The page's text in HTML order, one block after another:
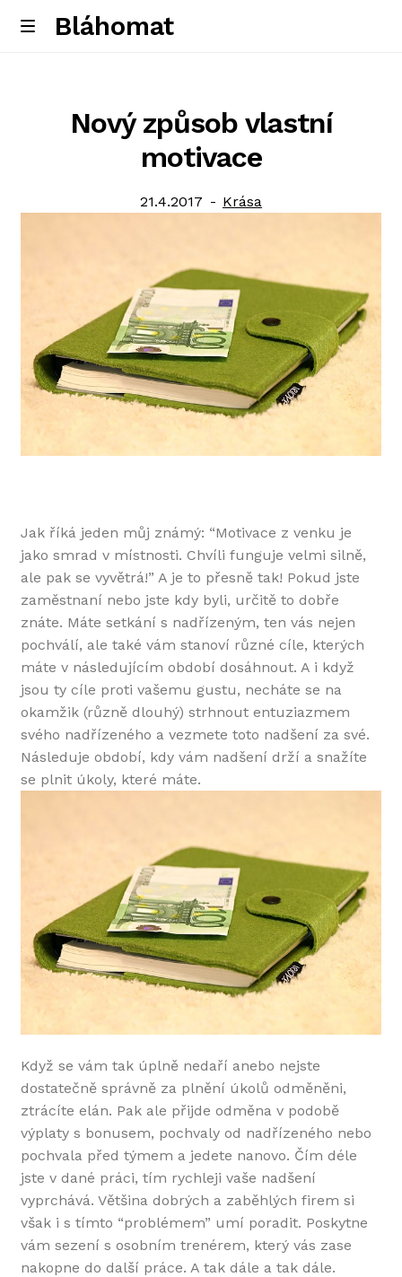
Skip
Skip
M
Bláhomat
Nový způsob vlastní
motivace
Posted
21.4.2017 Category:
Krása
Jak říká jeden můj známý: “Motivace z venku je
jako smrad v místnosti. Chvíli funguje velmi silně,
ale pak se vyvětrá!” A je to přesně tak! Pokud jste
zaměstnaní nebo jste kdy byli, určitě to dobře
znáte. Máte setkání s nadřízeným, ten vás nejen
pochválí, ale také vám stanoví různé cíle, kterých
máte v následujícím období dosáhnout. A i když
jsou ty cíle proti vašemu gustu, necháte se na
okamžik (různě dlouhý) strhnout entuziazmem
svého nadřízeného a vezmete toto nadšení za své.
Následuje období, kdy vám nadšení drží a snažíte
se plnit úkoly, které máte.
Když se vám tak úplně nedaří anebo nejste
dostatečně správně za plnění úkolů odměněni,
ztrácíte elán. Pak ale přijde odměna v podobě
výplaty s bonusem, pochvaly od nadřízeného nebo
pochvala před týmem a jedete nanovo. Čím déle
jste v dané práci, tím rychleji vaše nadšení
vyprchává. Většina dobrých a zaběhlých firem si
však i s tímto “problémem” umí poradit. Poskytne
vám sezení s osobním trenérem, který vás zase
nakopne do další práce. A tak dále a tak dále.